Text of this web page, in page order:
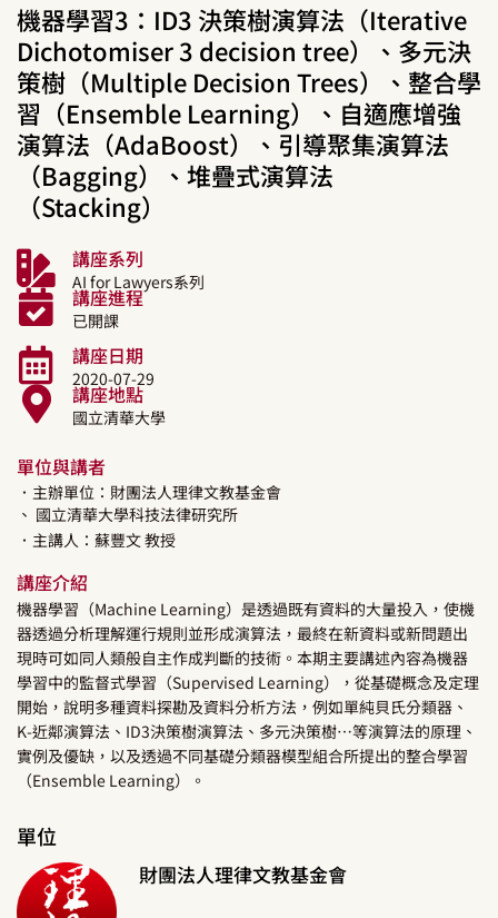
機器學習3：ID3 決策樹演算法（Iterative
Dichotomiser 3 decision tree）、多元決
策樹（Multiple Decision Trees）、整合學
習（Ensemble Learning）、自適應增強
演算法（AdaBoost）、引導聚集演算法
（Bagging）、堆疊式演算法
（Stacking）
講座系列
AI for Lawyers系列
講座進程
已開課
講座日期
2020-07-29
講座地點
國立清華大學
單位與講者
．主辦單位：財團法人理律文教基金會
、 國立清華大學科技法律研究所
．主講人： 蘇豐文教授
講座介紹
機器學習（Machine Learning）是透過既有資料的大量投入，使機
器透過分析理解運行規則並形成演算法，最終在新資料或新問題出
現時可如同人類般自主作成判斷的技術。本期主要講述內容為機器
學習中的監督式學習（Supervised Learning），從基礎概念及定理
開始，說明多種資料探勘及資料分析方法，例如單純貝氏分類器、
K-近鄰演算法、ID3決策樹演算法、多元決策樹…等演算法的原理、
實例及優缺，以及透過不同基礎分類器模型組合所提出的整合學習
（Ensemble Learning）。
單位
財團法人理律文教基金會